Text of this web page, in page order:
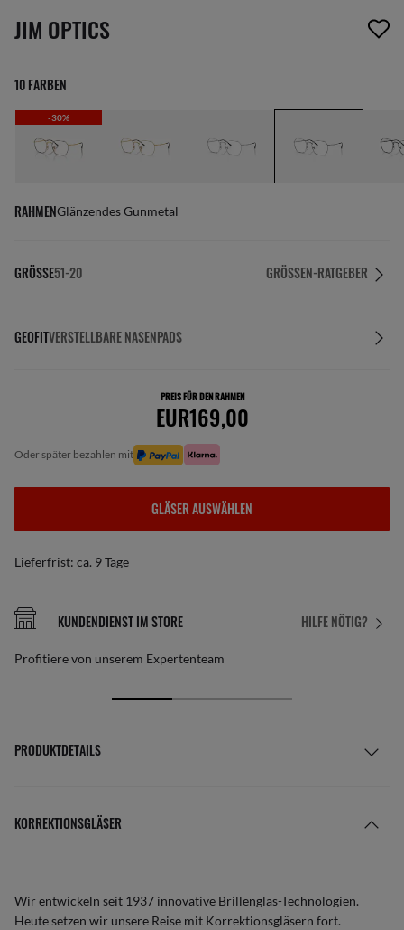
1 Artikel wurde von deiner Wunschliste entfernt
JIM OPTICS
10 FARBEN
-30%
RAHMENGlänzendes Gunmetal
GRÖSSE51-20 GRÖSSEN-RATGEBER
GEOFITVERSTELLBARE NASENPADS
PREIS FÜR DEN RAHMEN
EUR169,00
oder später bezahlen mit
GLÄSER AUSWÄHLEN
Lieferfrist: ca. 9 Tage
HILFE NÖTIG?
KUNDENDIENST IM STORE
Profitiere von unserem Expertenteam
PRODUKTDETAILS
KORREKTIONSGLÄSER
Wir entwickeln seit 1937 innovative Brillenglas-Technologien.
Heute setzen wir unsere Reise mit Korrektionsgläsern fort.